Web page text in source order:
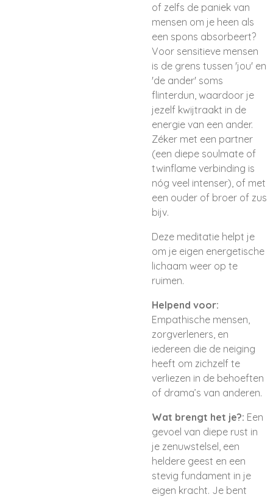
of zelfs de paniek van
mensen om je heen als
een spons absorbeert?
Voor sensitieve mensen
is de grens tussen 'jou' en
'de ander' soms
flinterdun, waardoor je
jezelf kwijtraakt in de
energie van een ander.
Zéker met een partner
(een diepe soulmate of
twinflame verbinding is
nóg veel intenser), of met
een ouder of broer of zus
bijv.
Deze meditatie helpt je
om je eigen energetische
lichaam weer op te
ruimen.
Helpend voor:
Empathische mensen,
zorgverleners, en
iedereen die de neiging
heeft om zichzelf te
verliezen in de behoeften
of drama’s van anderen.
Wat brengt het je?: Een
gevoel van diepe rust in
je zenuwstelsel, een
heldere geest en een
stevig fundament in je
eigen kracht. Je bent